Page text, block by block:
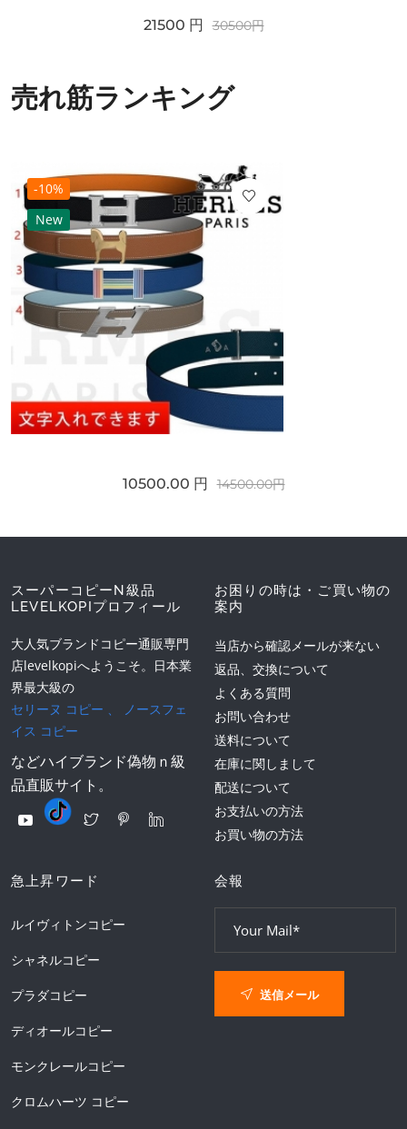
21500 円 30500円
売れ筋ランキング
-10%
New
10500.00 円 14500.00円
スーパーコピーN級品
LEVELKOPIプロフィール
大人気ブランドコピー通販専門
店levelkopiへようこそ。日本業
界最大級の
セリーヌ コピー 、
ノースフェ
イス コピー
などハイブランド偽物ｎ級
品直販サイト。
お困りの時は・ご買い物の
案内
当店から確認メールが来ない
返品、交換について
よくある質問
お問い合わせ
送料について
在庫に関しまして
配送について
お支払いの方法
お買い物の方法
急上昇ワード
ルイヴィトンコピー
シャネルコピー
プラダコピー
ディオールコピー
モンクレールコピー
クロムハーツ コピー
会報
送信メール